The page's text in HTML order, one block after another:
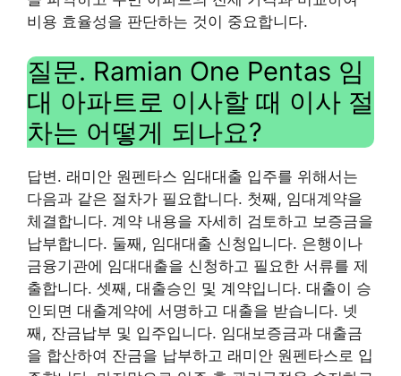
비용 효율성을 판단하는 것이 중요합니다.
질문. Ramian One Pentas 임
대 아파트로 이사할 때 이사 절
차는 어떻게 되나요?
답변. 래미안 원펜타스 임대대출 입주를 위해서는
다음과 같은 절차가 필요합니다. 첫째, 임대계약을
체결합니다. 계약 내용을 자세히 검토하고 보증금을
납부합니다. 둘째, 임대대출 신청입니다. 은행이나
금융기관에 임대대출을 신청하고 필요한 서류를 제
출합니다. 셋째, 대출승인 및 계약입니다. 대출이 승
인되면 대출계약에 서명하고 대출을 받습니다. 넷
째, 잔금납부 및 입주입니다. 임대보증금과 대출금
을 합산하여 잔금을 납부하고 래미안 원펜타스로 입